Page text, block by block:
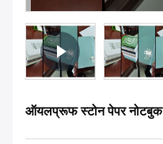
ऑयलप्रूफ स्टोन पेपर नोटबुक